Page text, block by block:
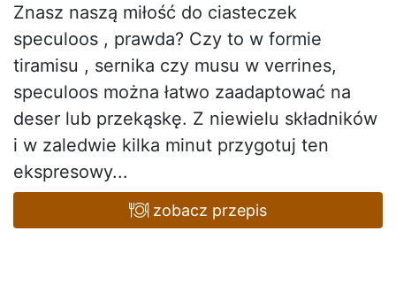
Znasz naszą miłość do ciasteczek
speculoos , prawda? Czy to w formie
tiramisu , sernika czy musu w verrines,
speculoos można łatwo zaadaptować na
deser lub przekąskę. Z niewielu składników
i w zaledwie kilka minut przygotuj ten
ekspresowy...
zobacz przepis